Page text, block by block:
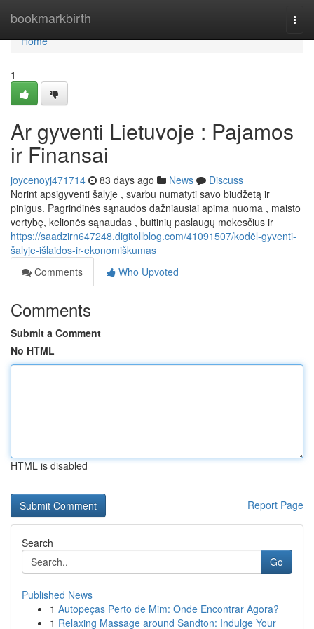
bookmarkbirth
Home
Home
1
Ar gyventi Lietuvoje : Pajamos
ir Finansai
joycenoyj471714 83 days ago News
Discuss
Norint apsigyventi šalyje , svarbu numatyti savo biudžetą ir
pinigus. Pagrindinės sąnaudos dažniausiai apima nuoma , maisto
vertybę, kelionės sąnaudas , buitinių paslaugų mokesčius ir
https://saadzirn647248.digitollblog.com/41091507/kodėl-gyventi-
šalyje-išlaidos-ir-ekonomiškumas
Comments
Who Upvoted
Comments
Submit a Comment
No HTML
HTML is disabled
Report Page
Search
Go
Published News
1 Autopeças Perto de Mim: Onde Encontrar Agora?
1 Relaxing Massage around Sandton: Indulge Your